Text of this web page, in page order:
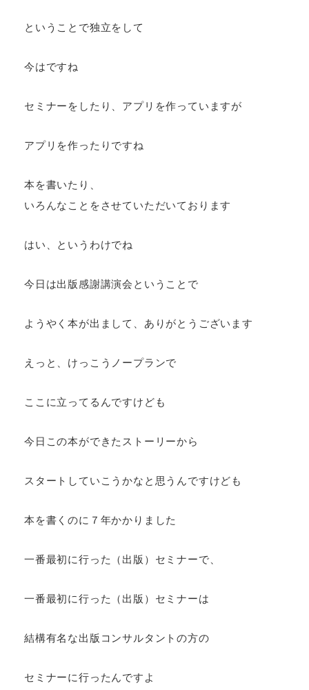
ということで独立をして
今はですね
セミナーをしたり、アプリを作っていますが
アプリを作ったりですね
本を書いたり、
いろんなことをさせていただいております
はい、というわけでね
今日は出版感謝講演会ということで
ようやく本が出まして、ありがとうございます
えっと、けっこうノープランで
ここに立ってるんですけども
今日この本ができたストーリーから
スタートしていこうかなと思うんですけども
本を書くのに７年かかりました
一番最初に行った（出版）セミナーで、
一番最初に行った（出版）セミナーは
結構有名な出版コンサルタントの方の
セミナーに行ったんですよ